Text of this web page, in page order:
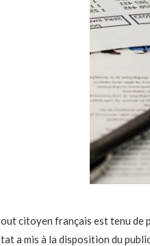
citoyen français est tenu de
a mis à la disposition du